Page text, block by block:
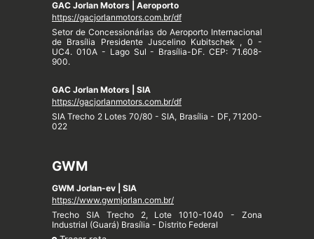
GAC Jorlan Motors | Aeroporto
https://gacjorlanmotors.com.br/df
Setor de Concessionárias do Aeroporto Internacional
de Brasília Presidente Juscelino Kubitschek , 0 -
UC4. 010A - Lago Sul - Brasília-DF. CEP: 71.608-
900.
GAC Jorlan Motors | SIA
https://gacjorlanmotors.com.br/df
SIA Trecho 2 Lotes 70/80 - SIA, Brasília - DF, 71200-
022
GWM
GWM Jorlan-ev | SIA
https://www.gwmjorlan.com.br/
Trecho SIA Trecho 2, Lote 1010-1040 - Zona
Industrial (Guará) Brasília - Distrito Federal